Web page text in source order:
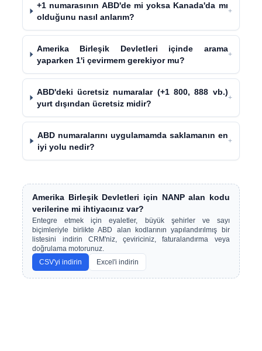
+1 numarasının ABD'de mi yoksa Kanada'da mı
olduğunu nasıl anlarım?
+
Amerika Birleşik Devletleri içinde arama
yaparken 1'i çevirmem gerekiyor mu?
+
ABD'deki ücretsiz numaralar (+1 800, 888 vb.)
yurt dışından ücretsiz midir?
+
ABD numaralarını uygulamamda saklamanın en
iyi yolu nedir?
+
Amerika Birleşik Devletleri için NANP alan kodu
verilerine mi ihtiyacınız var?
Entegre etmek için eyaletler, büyük şehirler ve sayı
biçimleriyle birlikte ABD alan kodlarının yapılandırılmış bir
listesini indirin CRM'niz, çeviriciniz, faturalandırma veya
doğrulama motorunuz.
CSV'yi indirin
Excel'i indirin